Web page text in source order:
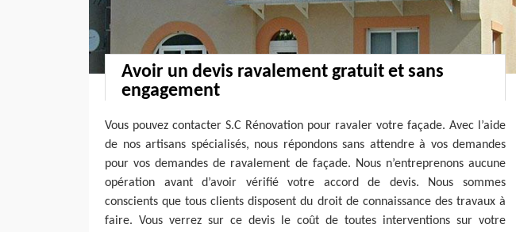
Avoir un devis ravalement gratuit et sans
engagement
Vous pouvez contacter S.C Rénovation pour ravaler votre façade. Avec l’aide
de nos artisans spécialisés, nous répondons sans attendre à vos demandes
pour vos demandes de ravalement de façade. Nous n’entreprenons aucune
opération avant d’avoir vérifié votre accord de devis. Nous sommes
conscients que tous clients disposent du droit de connaissance des travaux à
faire. Vous verrez sur ce devis le coût de toutes interventions sur votre